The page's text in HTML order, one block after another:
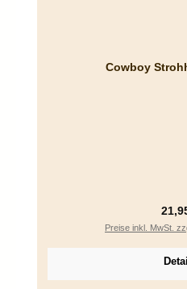
Cowboy
Preise inkl. MwSt.